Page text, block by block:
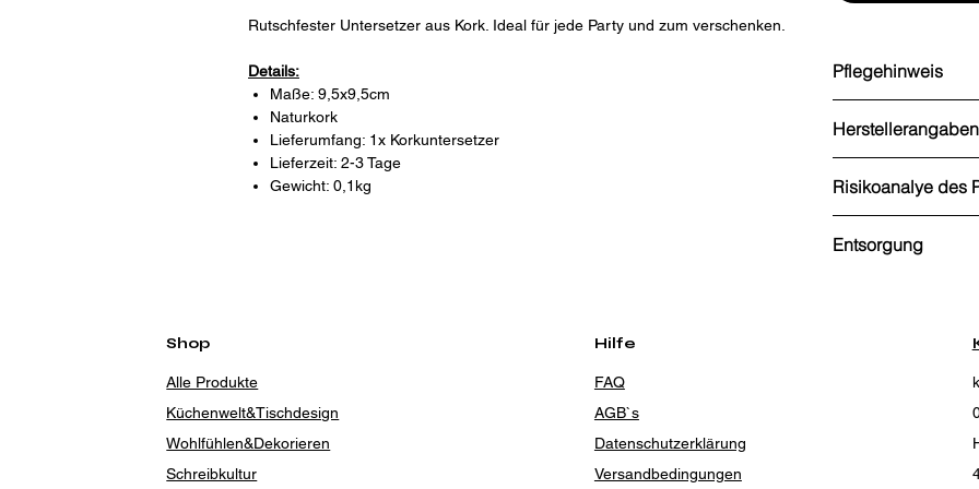
Rutschfester Untersetzer aus Kork. Ideal für jede Party und zum verschenken.
Details:
Maße: 9,5x9,5cm
Naturkork
Lieferumfang: 1x Korkuntersetzer
Lieferzeit: 2-3 Tage
Gewicht: 0,1kg
Pflegehinweis
Herstellerangaben
Gütersloh,Tel.:
webshop@grafik-
Risikoanalye des
mit Autismus oder
Entsorgung
Shop
Alle Produkte
Küchenwelt&Tischdesign
Wohlfühlen&Dekorieren
Schreibkultur
Hilfe
FAQ
AGB`s
Datenschutzerklärung
Versandbedingungen